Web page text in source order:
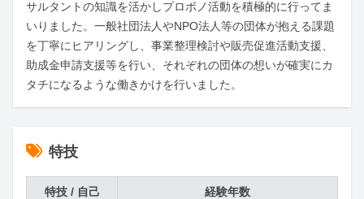
サルタントの知識を活かしプロボノ活動を積極的に行ってま
いりました。一般社団法人やNPO法人等の団体が抱える課題
を丁寧にヒアリングし、事業整理検討や販売促進活動支援、
助成金申請支援等を行い、それぞれの団体の想いが確実にカ
タチになるような働きかけを行いました。
特技
特技 / 自己
経験年数